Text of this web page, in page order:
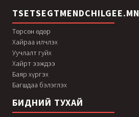
TSETSEGTMENDCHILGEE.MN
Төрсөн өдөр
Хайраа илчлэх
Уучлалт гуйх
Хайрт ээждээ
Баяр хүргэх
Багшдаа бэлэглэх
БИДНИЙ ТУХАЙ